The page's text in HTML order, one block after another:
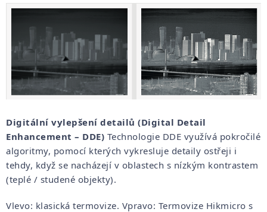
Digitální vylepšení detailů (Digital Detail
Enhancement – DDE) Technologie DDE využívá pokročilé
algoritmy, pomocí kterých vykresluje detaily ostřeji i
tehdy, když se nacházejí v oblastech s nízkým kontrastem
(teplé / studené objekty).
Vlevo: klasická termovize. Vpravo: Termovize Hikmicro s